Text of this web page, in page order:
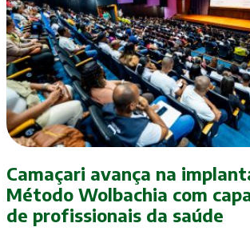
Camaçari avança na
Método Wolbachia com
de profissionais da saúde